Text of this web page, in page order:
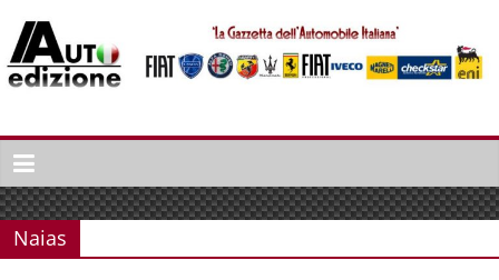
naar
inhoud
Auto
Edizione
La
Gazetta
dell'Automobile
Naias